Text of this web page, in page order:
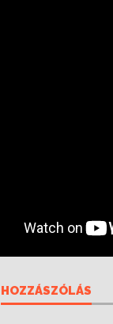
HOZZÁSZÓLÁS